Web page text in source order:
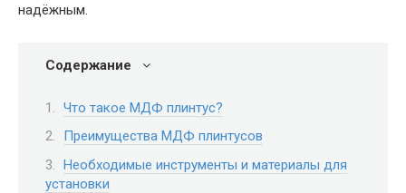
надёжным.
Содержание
Что такое МДФ плинтус?
Преимущества МДФ плинтусов
Необходимые инструменты и материалы для
установки